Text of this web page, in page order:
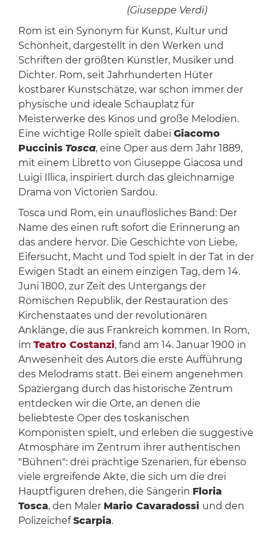
(Giuseppe Verdi)
Rom ist ein Synonym für Kunst, Kultur und
Schönheit, dargestellt in den Werken und
Schriften der größten Künstler, Musiker und
Dichter. Rom, seit Jahrhunderten Hüter
kostbarer Kunstschätze, war schon immer der
physische und ideale Schauplatz für
Meisterwerke des Kinos und große Melodien.
Eine wichtige Rolle spielt dabei Giacomo
Puccinis Tosca, eine Oper aus dem Jahr 1889,
mit einem Libretto von Giuseppe Giacosa und
Luigi Illica, inspiriert durch das gleichnamige
Drama von Victorien Sardou.
Tosca und Rom, ein unauflösliches Band: Der
Name des einen ruft sofort die Erinnerung an
das andere hervor. Die Geschichte von Liebe,
Eifersucht, Macht und Tod spielt in der Tat in der
Ewigen Stadt an einem einzigen Tag, dem 14.
Juni 1800, zur Zeit des Untergangs der
Römischen Republik, der Restauration des
Kirchenstaates und der revolutionären
Anklänge, die aus Frankreich kommen. In Rom,
im Teatro Costanzi, fand am 14. Januar 1900 in
Anwesenheit des Autors die erste Aufführung
des Melodrams statt. Bei einem angenehmen
Spaziergang durch das historische Zentrum
entdecken wir die Orte, an denen die
beliebteste Oper des toskanischen
Komponisten spielt, und erleben die suggestive
Atmosphäre im Zentrum ihrer authentischen
"Bühnen": drei prächtige Szenarien, für ebenso
viele ergreifende Akte, die sich um die drei
Hauptfiguren drehen, die Sängerin Floria
Tosca, den Maler Mario Cavaradossi und den
PolizeichefScarpia.